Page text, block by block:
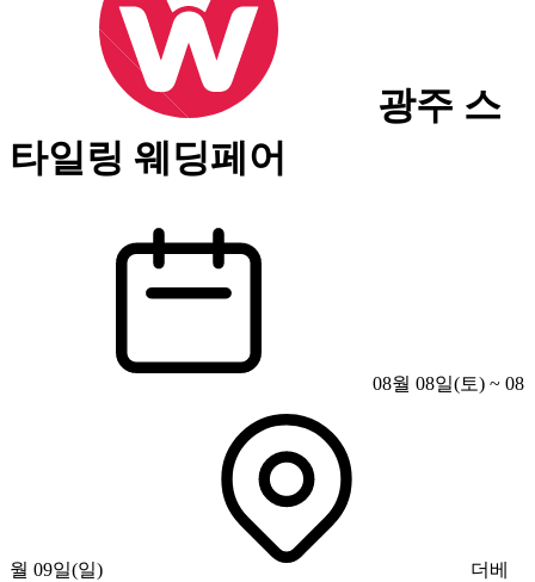
광주 스
타일링 웨딩페어
08월 08일(토) ~ 08
월 09일(일)
더베